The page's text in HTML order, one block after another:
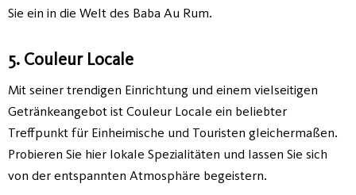
Sie ein in die Welt des Baba Au Rum.
5. Couleur Locale
Mit seiner trendigen Einrichtung und einem vielseitigen
Getränkeangebot ist Couleur Locale ein beliebter
Treffpunkt für Einheimische und Touristen gleichermaßen.
Probieren Sie hier lokale Spezialitäten und lassen Sie sich
von der entspannten Atmosphäre begeistern.